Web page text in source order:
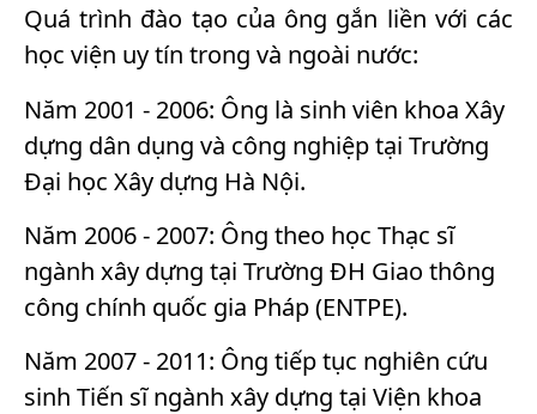
Quá trình đào tạo của ông gắn liền với các
học viện uy tín trong và ngoài nước:
Năm 2001 - 2006: Ông là sinh viên khoa Xây
dựng dân dụng và công nghiệp tại Trường
Đại học Xây dựng Hà Nội.
Năm 2006 - 2007: Ông theo học Thạc sĩ
ngành xây dựng tại Trường ĐH Giao thông
công chính quốc gia Pháp (ENTPE).
Năm 2007 - 2011: Ông tiếp tục nghiên cứu
sinh Tiến sĩ ngành xây dựng tại Viện khoa